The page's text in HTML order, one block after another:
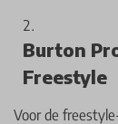
Burton
Freestyle
Voor de